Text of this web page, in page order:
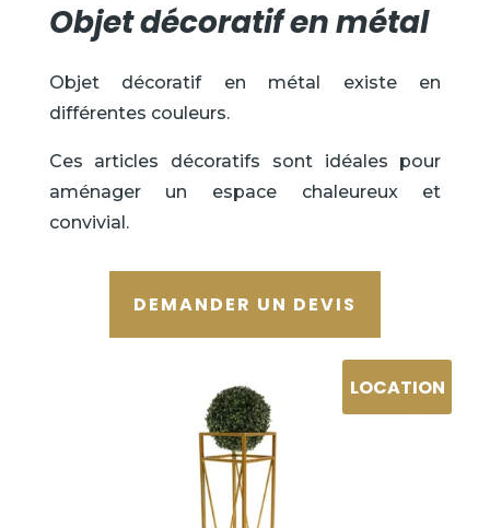
Objet décoratif en métal
Objet décoratif en métal existe en
différentes couleurs.
Ces articles décoratifs sont idéales pour
aménager un espace chaleureux et
convivial.
DEMANDER UN DEVIS
LOCATION